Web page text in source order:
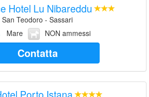
Hotel Lu Nibareddu
San Teodoro - Sassari
Mare
NON ammessi
Contatta